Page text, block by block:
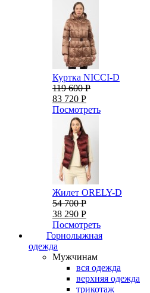
Куртка NICCI-D
119 600 Р
83 720 Р
Посмотреть
Жилет ORELY-D
54 700 Р
38 290 Р
Посмотреть
Горнолыжная
одежда
Мужчинам
вся одежда
верхняя одежда
трикотаж